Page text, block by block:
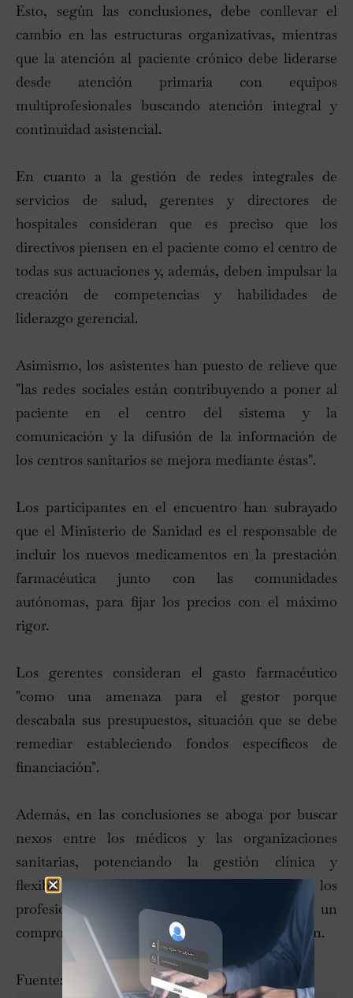
Esto, según las conclusiones, debe conllevar el
cambio en las estructuras organizativas, mientras
que la atención al paciente crónico debe liderarse
desde atención primaria con equipos
multiprofesionales buscando atención integral y
continuidad asistencial.
En cuanto a la gestión de redes integrales de
servicios de salud, gerentes y directores de
hospitales consideran que es preciso que los
directivos piensen en el paciente como el centro de
todas sus actuaciones y, además, deben impulsar la
creación de competencias y habilidades de
liderazgo gerencial.
Asimismo, los asistentes han puesto de relieve que
"las redes sociales están contribuyendo a poner al
paciente en el centro del sistema y la
comunicación y la difusión de la información de
los centros sanitarios se mejora mediante éstas".
Los participantes en el encuentro han subrayado
que el Ministerio de Sanidad es el responsable de
incluir los nuevos medicamentos en la prestación
farmacéutica junto con las comunidades
autónomas, para fijar los precios con el máximo
rigor.
Los gerentes consideran el gasto farmacéutico
"como una amenaza para el gestor porque
descabala sus presupuestos, situación que se debe
remediar estableciendo fondos específicos de
financiación".
Además, en las conclusiones se aboga por buscar
nexos entre los médicos y las organizaciones
sanitarias, potenciando la gestión clínica y
flexibilizando el modelo, e incentivar a los
profesionales sanitarios, estableciendo un
compromiso mutuo entre éstos y la organización.
Fuente: